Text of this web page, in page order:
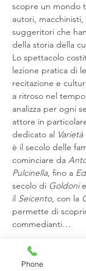
scopre un mondo
autori,
suggeritori che
della storia della
Lo spettacolo
lezione pratica di
recitazione e
a ritroso nel
analizza per ogni
attore in
dedicato al Varietà
è il secolo delle
cominciare da
Pulcinella, fino a
secolo di Goldoni e
il Seicento, con la
permette di
commedianti…
Mostra di più
Phone